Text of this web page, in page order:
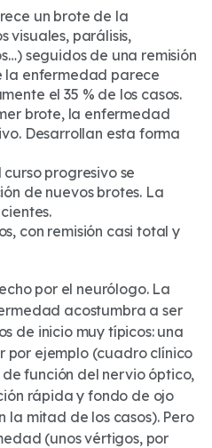
un brote de la
visuales, parálisis,
seguidos de una remisión
la enfermedad parece
el 35 % de los casos.
brote, la enfermedad
Desarrollan esta forma
progresivo se
de nuevos brotes. La
con remisión casi total y
por el neurólogo. La
acostumbra a ser
de inicio muy típicos: una
por ejemplo (cuadro clínico
función del nervio óptico,
rápida y fondo de ojo
la mitad de los casos). Pero
(unos vértigos, por